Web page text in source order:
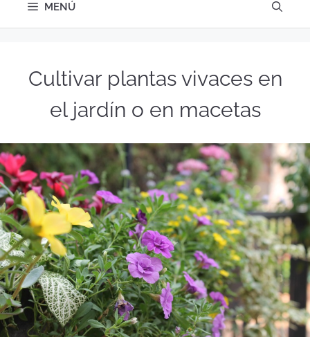
MENÚ
Cultivar plantas vivaces en
el jardín o en macetas